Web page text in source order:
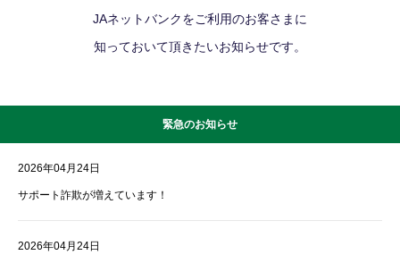
JAネットバンクをご利用のお客さまに
知っておいて頂きたいお知らせです。
緊急のお知らせ
2026年04月24日
サポート詐欺が増えています！
2026年04月24日